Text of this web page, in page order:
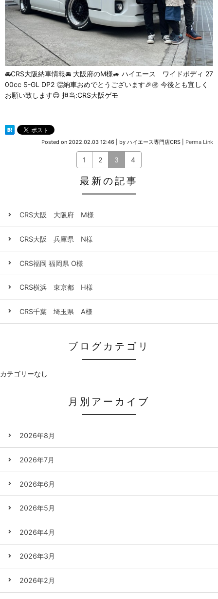
🚘CRS大阪納車情報🚘 大阪府のM様🚙 ハイエース ワイドボディ 27
00cc S-GL DP2 👏納車おめでとうございます🎉㊗️ 今後とも宜しく
お願い致します😊 担当:CRS大阪ゲモ
Posted on 2022.02.03 12:46 by ハイエース専門店CRS Perma Link
1 2 3 4
最新の記事
CRS大阪 大阪府 M様
CRS大阪 兵庫県 N様
CRS福岡 福岡県 O様
CRS横浜 東京都 H様
CRS千葉 埼玉県 A様
ブログカテゴリ
カテゴリーなし
月別アーカイブ
2026年8月
2026年7月
2026年6月
2026年5月
2026年4月
2026年3月
2026年2月